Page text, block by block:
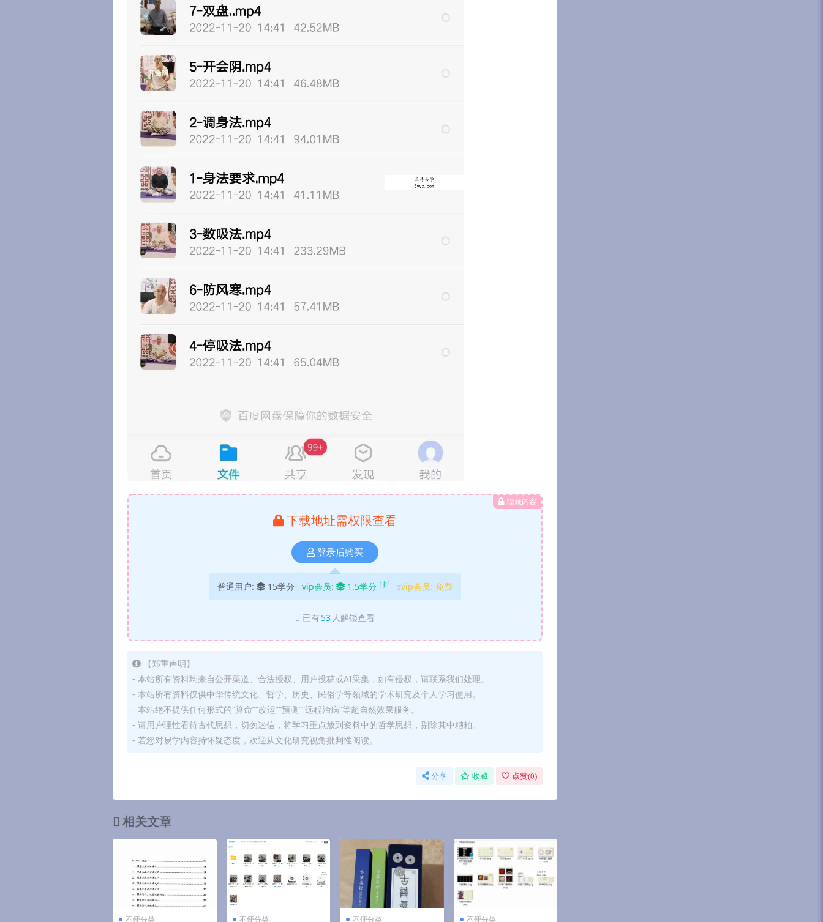
隐藏内容
下载地址需权限查看
登录后购买
普通用户: 15学分 vip会员: 1.5学分 1折 svip会员: 免费
已有 53 人解锁查看
【郑重声明】
- 本站所有资料均来自公开渠道、合法授权、用户投稿或AI采集，如有侵权，请联系我们处理。
- 本站所有资料仅供中华传统文化、哲学、历史、民俗学等领域的学术研究及个人学习使用。
- 本站绝不提供任何形式的“算命”“改运”“预测”“远程治病”等超自然效果服务。
- 请用户理性看待古代思想，切勿迷信，将学习重点放到资料中的哲学思想，剔除其中糟粕。
- 若您对易学内容持怀疑态度，欢迎从文化研究视角批判性阅读。
分享 收藏 点赞(0)
相关文章
不便分类 不便分类 不便分类 不便分类